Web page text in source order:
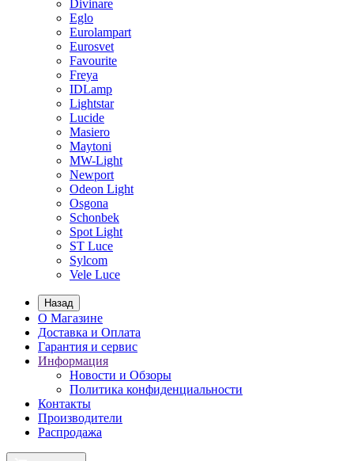
Divinare
Eglo
Eurolampart
Eurosvet
Favourite
Freya
IDLamp
Lightstar
Lucide
Masiero
Maytoni
MW-Light
Newport
Odeon Light
Osgona
Schonbek
Spot Light
ST Luce
Sylcom
Vele Luce
Назад
О Магазине
Доставка и Оплата
Гарантия и сервис
Информация
Новости и Обзоры
Политика конфиденциальности
Контакты
Производители
Распродажа